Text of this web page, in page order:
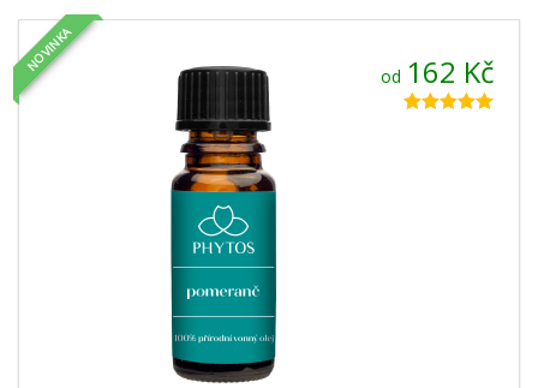
NOVINKA
od 162 Kč